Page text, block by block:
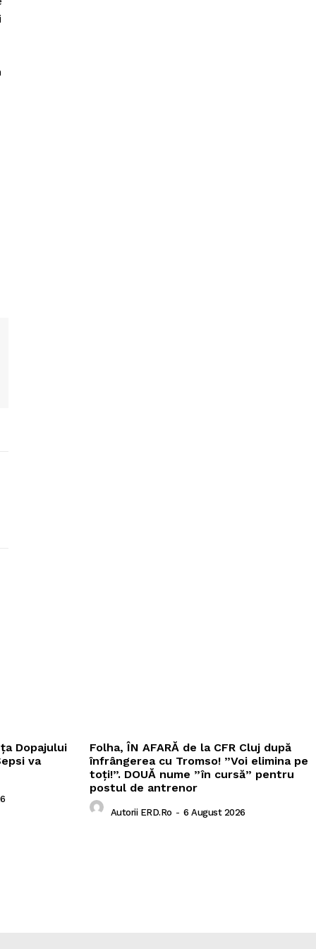
Dopajului
va
Folha, ÎN AFARĂ de la CFR Cluj după
înfrângerea cu Tromso! ”Voi elimina pe
toți!”. DOUĂ nume ”în cursă” pentru
postul de antrenor
Autorii ERD.ro - 6 August 2026